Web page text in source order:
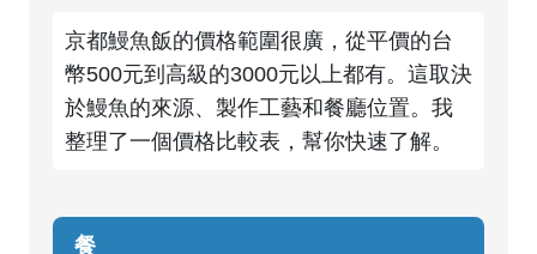
京都鰻魚飯的價格範圍很廣，從平價的台
幣500元到高級的3000元以上都有。這取決
於鰻魚的來源、製作工藝和餐廳位置。我
整理了一個價格比較表，幫你快速了解。
餐